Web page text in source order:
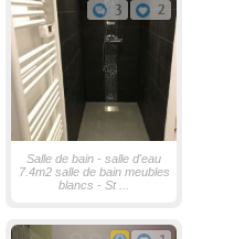
3 2
Salle de bain - salle d'eau
7.4m2 salle de bain meubles
blancs - St ...